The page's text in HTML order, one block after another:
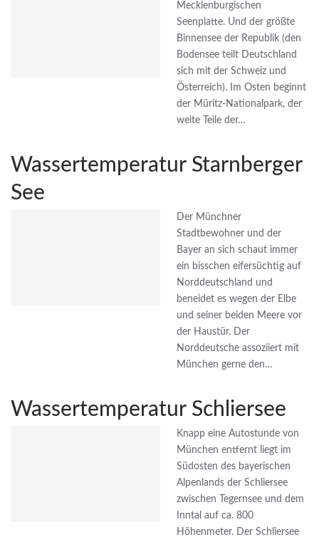
Mecklenburgischen
Seenplatte. Und der größte
Binnensee der Republik (den
Bodensee teilt Deutschland
sich mit der Schweiz und
Österreich). Im Osten beginnt
der Müritz-Nationalpark, der
weite Teile der…
Wassertemperatur Starnberger
See
Der Münchner
Stadtbewohner und der
Bayer an sich schaut immer
ein bisschen eifersüchtig auf
Norddeutschland und
beneidet es wegen der Elbe
und seiner beiden Meere vor
der Haustür. Der
Norddeutsche assoziiert mit
München gerne den…
Wassertemperatur Schliersee
Knapp eine Autostunde von
München entfernt liegt im
Südosten des bayerischen
Alpenlands der Schliersee
zwischen Tegernsee und dem
Inntal auf ca. 800
Höhenmeter. Der Schliersee